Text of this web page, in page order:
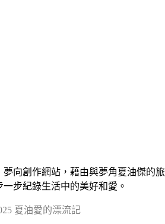
夢向創作網站，藉由與夢角夏油傑的旅
步紀錄生活中的美好和愛。
夏油愛的漂流記